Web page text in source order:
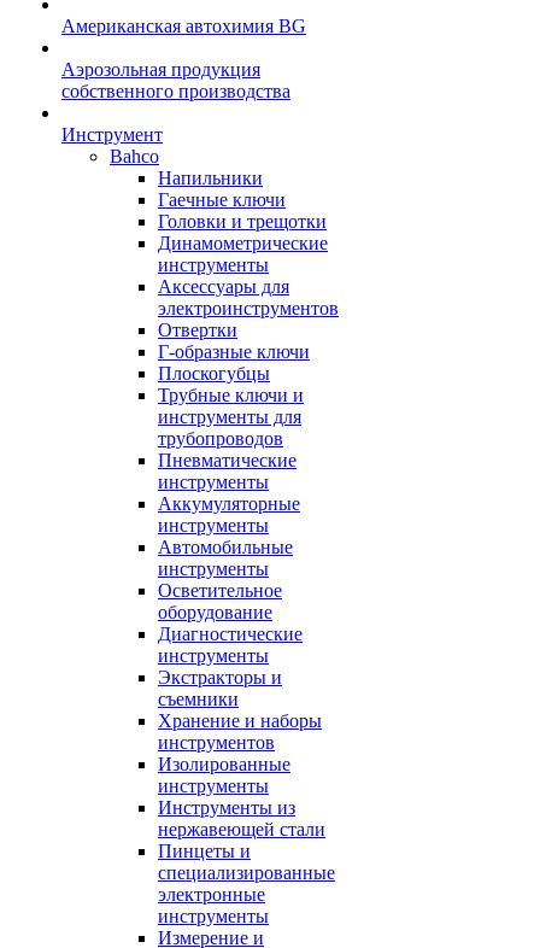
Американская автохимия BG
Аэрозольная продукция
собственного производства
Инструмент
Bahco
Напильники
Гаечные ключи
Головки и трещотки
Динамометрические
инструменты
Аксессуары для
электроинструментов
Отвертки
Г-образные ключи
Плоскогубцы
Трубные ключи и
инструменты для
трубопроводов
Пневматические
инструменты
Аккумуляторные
инструменты
Автомобильные
инструменты
Осветительное
оборудование
Диагностические
инструменты
Экстракторы и
съемники
Хранение и наборы
инструментов
Изолированные
инструменты
Инструменты из
нержавеющей стали
Пинцеты и
специализированные
электронные
инструменты
Измерение и